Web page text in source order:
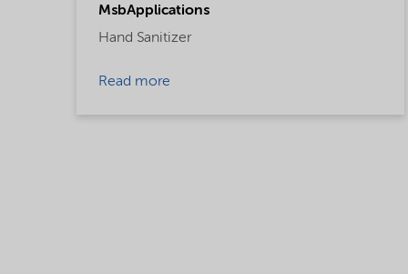
MsbApplications
Hand Sanitizer
Read more